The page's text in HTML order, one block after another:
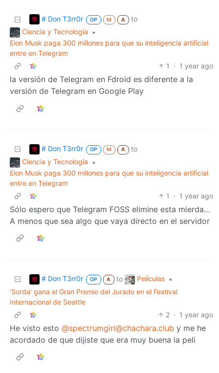
# Don T3rr0r OP M A
to
Ciencia y Tecnología
•
Elon Musk paga 300 millones para que su inteligencia artificial
entre en Telegram
1
· 1 year ago
la versión de Telegram en Fdroid es diferente a la
versión de Telegram en Google Play
# Don T3rr0r OP M A
to
Ciencia y Tecnología
•
Elon Musk paga 300 millones para que su inteligencia artificial
entre en Telegram
1
· 1 year ago
Sólo espero que Telegram FOSS elimine esta mierda…
A menos que sea algo que vaya directo en el servidor
# Don T3rr0r OP A to Películas •
‘Sorda’ gana el Gran Premio del Jurado en el Festival
Internacional de Seattle
2 · 1 year ago
He visto esto @spectrumgirl@chachara.club y me he
acordado de que dijiste que era muy buena la peli